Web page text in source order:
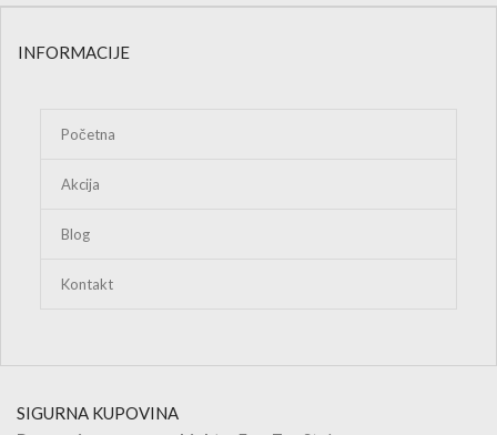
INFORMACIJE
Početna
Akcija
Blog
Kontakt
SIGURNA KUPOVINA